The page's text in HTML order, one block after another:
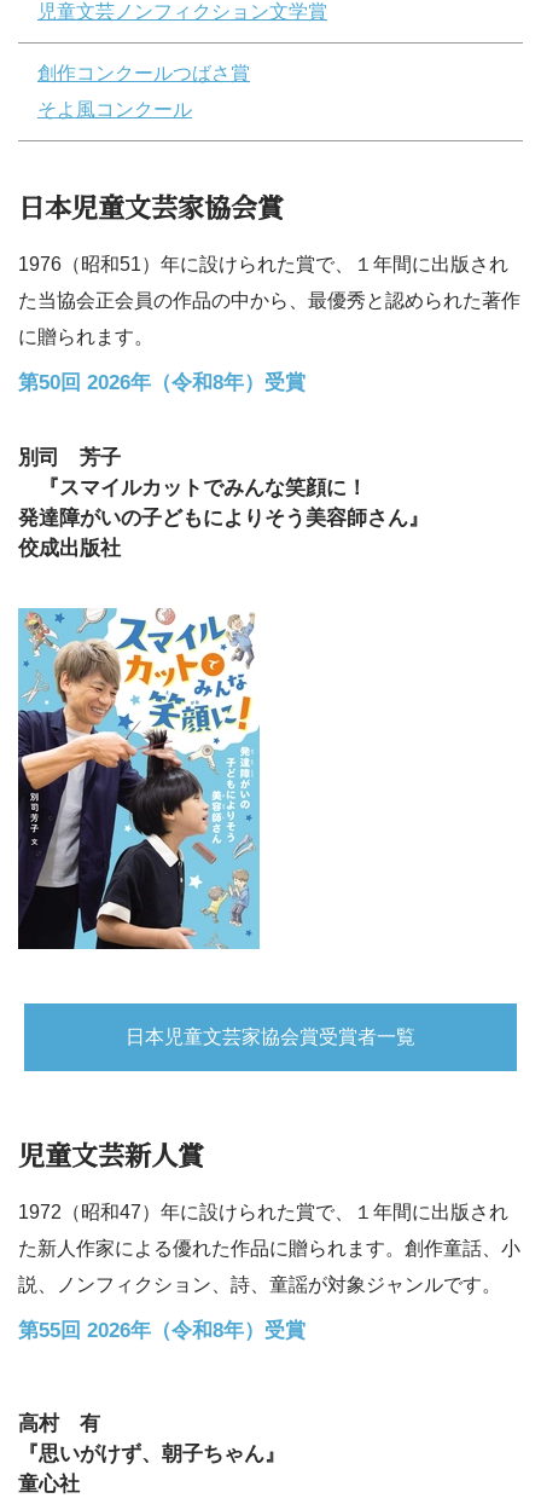
児童文芸ノンフィクション文学賞
創作コンクールつばさ賞
そよ風コンクール
日本児童文芸家協会賞
1976（昭和51）年に設けられた賞で、１年間に出版され
た当協会正会員の作品の中から、最優秀と認められた著作
に贈られます。
第50回 2026年（令和8年）受賞
別司 芳子
『スマイルカットでみんな笑顔に！
発達障がいの子どもによりそう美容師さん』
佼成出版社
日本児童文芸家協会賞受賞者一覧
児童文芸新人賞
1972（昭和47）年に設けられた賞で、１年間に出版され
た新人作家による優れた作品に贈られます。創作童話、小
説、ノンフィクション、詩、童謡が対象ジャンルです。
第55回 2026年（令和8年）受賞
高村 有
『思いがけず、朝子ちゃん』
童心社